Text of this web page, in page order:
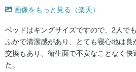
画像をもっと見る（楽天）
ベッドはキングサイズですので、2人で
ふかで清潔感があり、とても寝心地は
交換もあり、衛生面で不安なことなく快
た。